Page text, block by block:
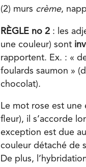
(2) murs crème,
RÈGLE no 2 : les
une couleur) sont
rapportent. Ex. : «
foulards saumon »
chocolat).
Le mot rose est
fleur), il s’accorde
exception est due
couleur détaché de
De plus,